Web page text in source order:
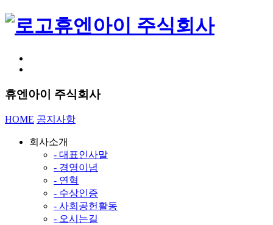
휴엔아이 주식회사
휴엔아이 주식회사
HOME 공지사항
회사소개
- 대표인사말
- 경영이념
- 연혁
- 수상인증
- 사회공헌활동
- 오시는길